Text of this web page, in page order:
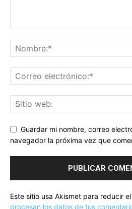
Guardar mi nombre, correo
navegador la próxima vez que
Este sitio usa Akismet para reducir
procesan los datos de tus